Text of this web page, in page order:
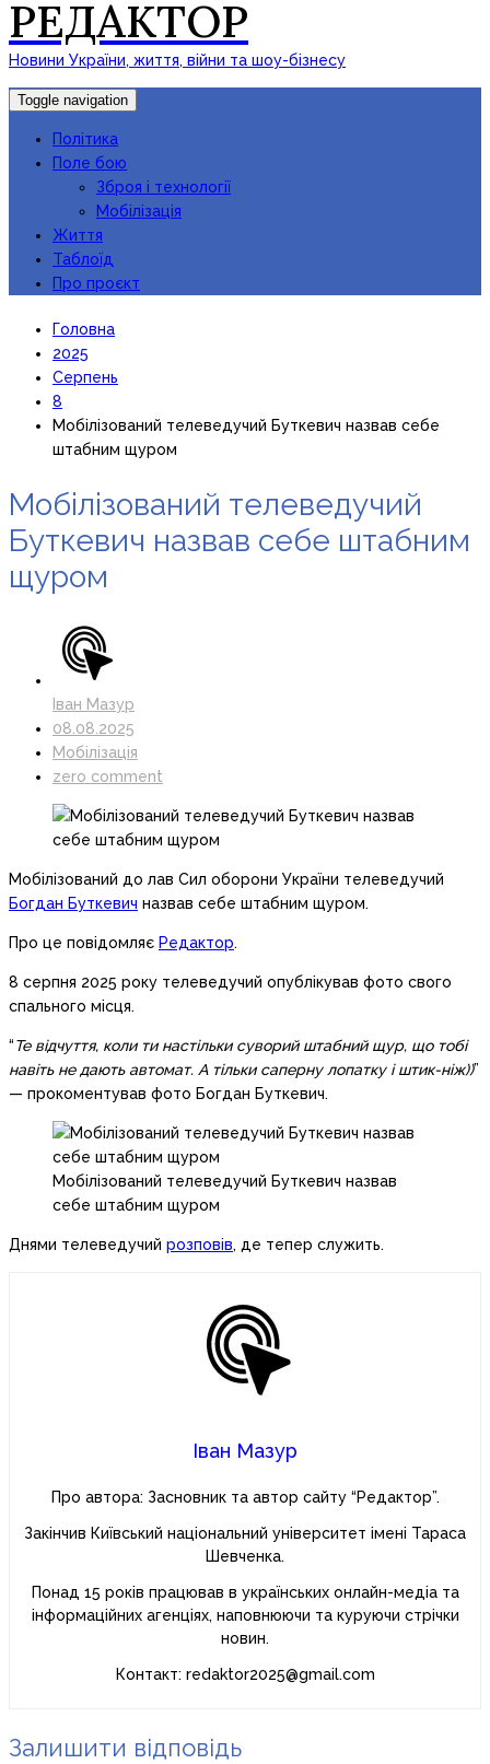
РЕДАКТОР
Новини України, життя, війни та шоу-бізнесу
Toggle navigation
Політика
Поле бою
Зброя і технології
Мобілізація
Життя
Таблоїд
Про проєкт
Головна
2025
Серпень
8
Мобілізований телеведучий Буткевич назвав себе
штабним щуром
Мобілізований телеведучий
Буткевич назвав себе штабним
щуром
Іван Мазур
08.08.2025
Мобілізація
zero comment
Мобілізований до лав Сил оборони України телеведучий
Богдан Буткевич назвав себе штабним щуром.
Про це повідомляє Редактор.
8 серпня 2025 року телеведучий опублікував фото свого
спального місця.
“Те відчуття, коли ти настільки суворий штабний щур, що тобі
навіть не дають автомат. А тільки саперну лопатку і штик-ніж))”
— прокоментував фото Богдан Буткевич.
Мобілізований телеведучий Буткевич назвав
себе штабним щуром
Днями телеведучий розповів, де тепер служить.
Іван Мазур
Про автора: Засновник та автор сайту “Редактор”.
Закінчив Київський національний університет імені Тараса
Шевченка.
Понад 15 років працював в українських онлайн-медіа та
інформаційних агенціях, наповнюючи та куруючи стрічки
новин.
Контакт: redaktor2025@gmail.com
Залишити відповідь